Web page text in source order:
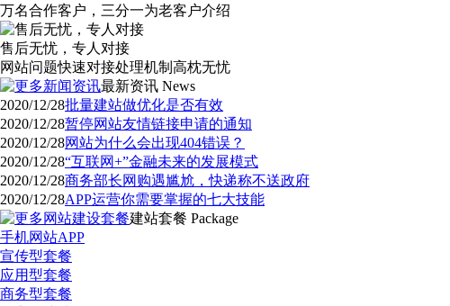
万名合作客户，三分一为老客户介绍
售后无忧，专人对接
网站问题快速对接处理机制高枕无忧
最新资讯 News
2020/12/28批量建站做优化是否有效
2020/12/28暂停网站友情链接申请的通知
2020/12/28网站为什么会出现404错误？
2020/12/28“互联网+”金融未来的发展模式
2020/12/28商务部长网购遇尴尬，快递称不送政府
2020/12/28APP运营你需要掌握的七大技能
建站套餐 Package
手机网站APP
宣传型套餐
应用型套餐
商务型套餐